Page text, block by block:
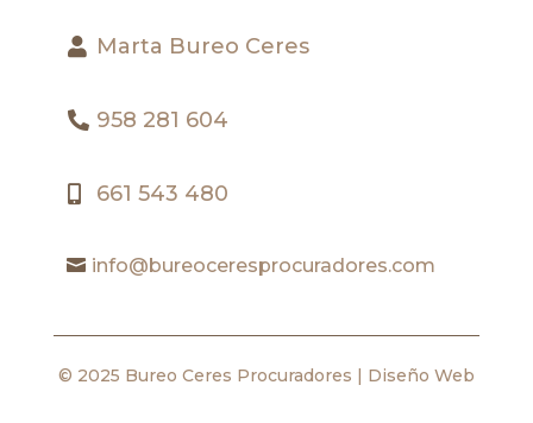
Marta Bureo Ceres
958 281 604
661 543 480
info@bureoceresprocuradores.com
© 2025 Bureo Ceres Procuradores | Diseño Web